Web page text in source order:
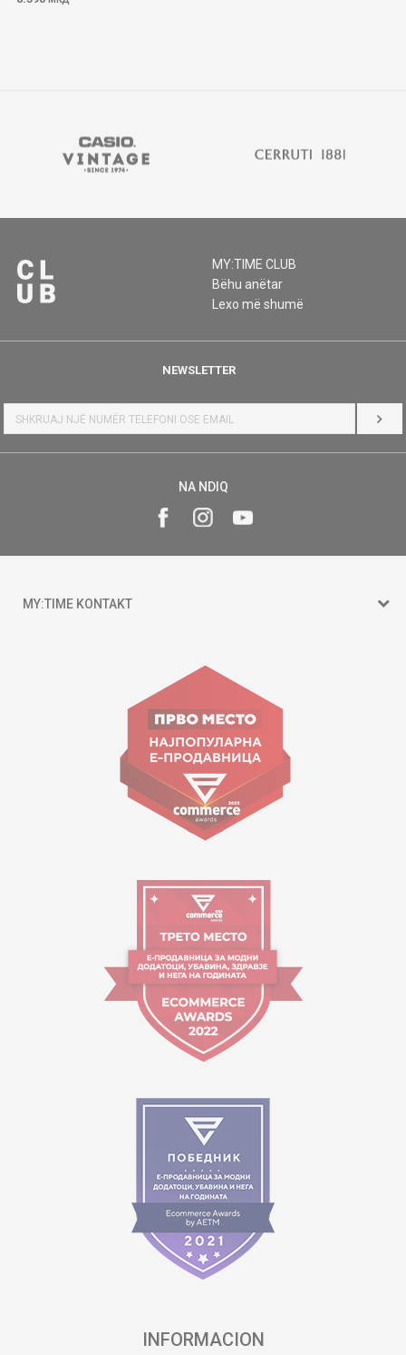
MY:TIME CLUB
Bëhu anëtar
Lexo më shumë
NEWSLETTER
HYR
NA NDIQ
MY:TIME KONTAKT
Goce Nikolovski 74 Shkup
contact@mytime.mk
Orari i punës:
09:00 - 17:00
INFORMACION